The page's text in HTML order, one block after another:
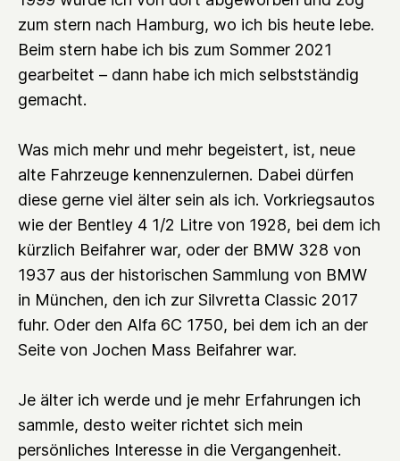
zum stern nach Hamburg, wo ich bis heute lebe.
Beim stern habe ich bis zum Sommer 2021
gearbeitet – dann habe ich mich selbstständig
gemacht.
Was mich mehr und mehr begeistert, ist, neue
alte Fahrzeuge kennenzulernen. Dabei dürfen
diese gerne viel älter sein als ich. Vorkriegsautos
wie der Bentley 4 1/2 Litre von 1928, bei dem ich
kürzlich Beifahrer war, oder der BMW 328 von
1937 aus der historischen Sammlung von BMW
in München, den ich zur Silvretta Classic 2017
fuhr. Oder den Alfa 6C 1750, bei dem ich an der
Seite von Jochen Mass Beifahrer war.
Je älter ich werde und je mehr Erfahrungen ich
sammle, desto weiter richtet sich mein
persönliches Interesse in die Vergangenheit.